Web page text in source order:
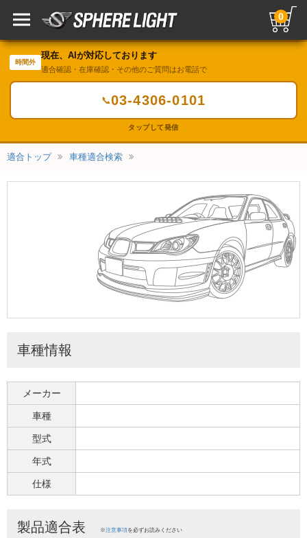
0
時間外
現在、AIが対応しております
適合確認・在庫確認・その他のご質問はお電話で
📞03-4306-0101
タップして発信
適合トップ 車種適合検索
車種情報
メーカー
車種
型式
年式
仕様
製品適合表 ※注意事項を必ずお読みください